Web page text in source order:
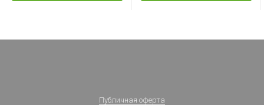
Публичная оферта